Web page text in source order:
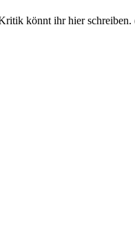
könnt ihr hier